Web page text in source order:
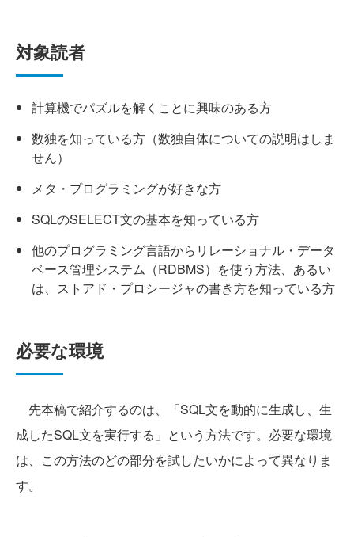
対象読者
計算機でパズルを解くことに興味のある方
数独を知っている方（数独自体についての説明はしま
せん）
メタ・プログラミングが好きな方
SQLのSELECT文の基本を知っている方
他のプログラミング言語からリレーショナル・データ
ベース管理システム（RDBMS）を使う方法、あるい
は、ストアド・プロシージャの書き方を知っている方
必要な環境
先本稿で紹介するのは、「SQL文を動的に生成し、生
成したSQL文を実行する」という方法です。必要な環境
は、この方法のどの部分を試したいかによって異なりま
す。